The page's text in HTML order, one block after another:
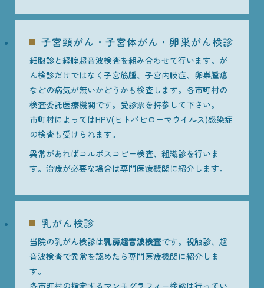
子宮頸がん・子宮体がん・卵巣がん検診
細胞診と経腟超音波検査を組み合わせて行います。が
ん検診だけではなく子宮筋腫、子宮内膜症、卵巣腫瘍
などの病気が無いかどうかも検査します。各市町村の
検査委託医療機関です。受診票を持参して下さい。
市町村によってはHPV(ヒトパピローマウイルス)感染症
の検査も受けられます。
異常があればコルポスコピー検査、組織診を行いま
す。治療が必要な場合は専門医療機関に紹介します。
乳がん検診
当院の乳がん検診は乳房超音波検査です。視触診、超
音波検査で異常を認めたら専門医療機関に紹介しま
す。
各市町村の指定するマンモグラフィー検診は行ってい